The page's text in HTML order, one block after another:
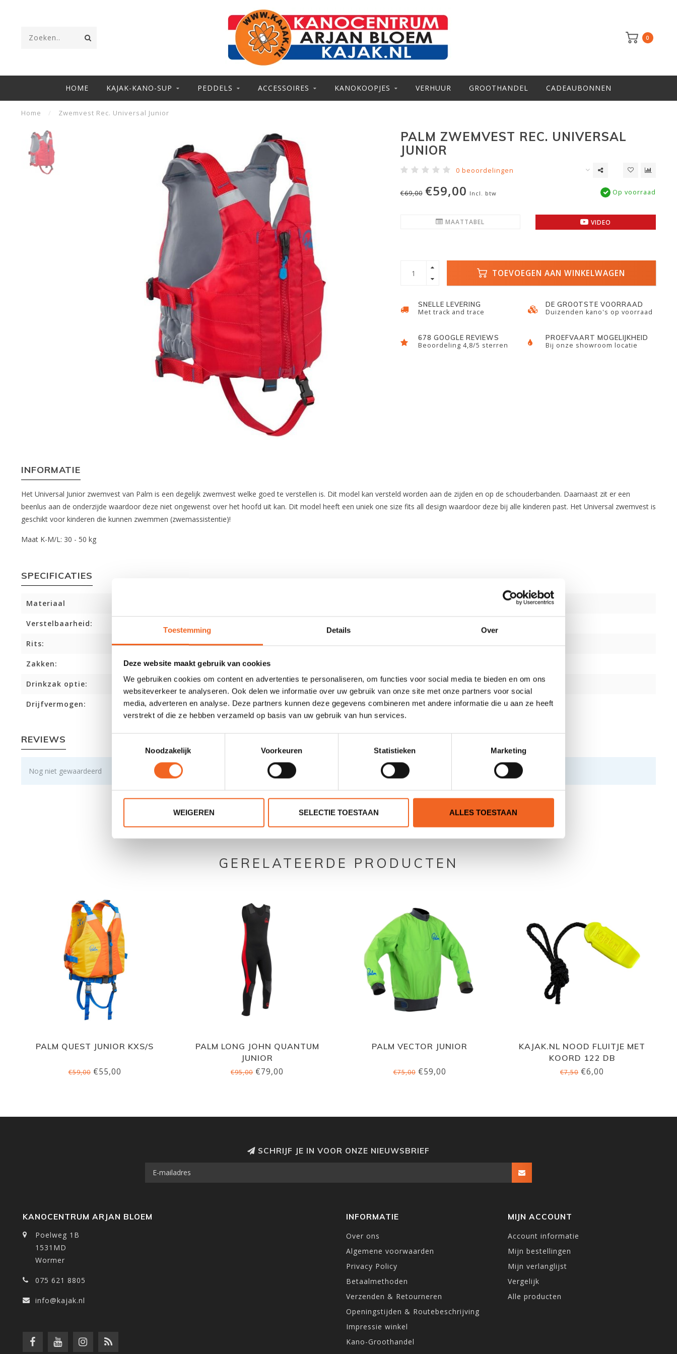
Toestemming Details Over
Deze website maakt gebruik van cookies
We gebruiken cookies om content en advertenties te personaliseren, om functies voor social media te bieden en om ons
websiteverkeer te analyseren. Ook delen we informatie over uw gebruik van onze site met onze partners voor social
media, adverteren en analyse. Deze partners kunnen deze gegevens combineren met andere informatie die u aan ze heeft
verstrekt of die ze hebben verzameld op basis van uw gebruik van hun services.
Noodzakelijk
Voorkeuren Statistieken Marketing
WEIGEREN SELECTIE TOESTAAN ALLES TOESTAAN
0
HOME KAJAK-KANO-SUP PEDDELS ACCESSOIRES KANOKOOPJES VERHUUR GROOTHANDEL CADEAUBONNEN
Home / Zwemvest Rec. Universal Junior
PALM ZWEMVEST REC. UNIVERSAL
JUNIOR
0 beoordelingen
€69,00 €59,00 Incl. btw Op voorraad
MAATTABEL VIDEO
TOEVOEGEN AAN WINKELWAGEN
SNELLE LEVERING
Met track and trace
DE GROOTSTE VOORRAAD
Duizenden kano's op voorraad
678 GOOGLE REVIEWS
Beoordeling 4,8/5 sterren
PROEFVAART MOGELIJKHEID
Bij onze showroom locatie
INFORMATIE
Het Universal Junior zwemvest van Palm is een degelijk zwemvest welke goed te verstellen is. Dit model kan versteld worden aan de zijden en op de schouderbanden. Daarnaast zit er een
beenlus aan de onderzijde waardoor deze niet ongewenst over het hoofd uit kan. Dit model heeft een uniek one size fits all design waardoor deze bij alle kinderen past. Het Universal zwemvest is
geschikt voor kinderen die kunnen zwemmen (zwemassistentie)!
Maat K-M/L: 30 - 50 kg
SPECIFICATIES
Materiaal
Verstelbaarheid:
Rits: Heavy duty rits
Zakken:
Drinkzak optie: Nee
Drijfvermogen: K-M/L (45 N)
REVIEWS
Nog niet gewaardeerd
0 sterren op basis van 0 beoordelingen
GERELATEERDE PRODUCTEN
PALM QUEST JUNIOR KXS/S
€59,00€55,00
PALM LONG JOHN QUANTUM
JUNIOR
€95,00€79,00
PALM VECTOR JUNIOR
€75,00€59,00
KAJAK.NL NOOD FLUITJE MET
KOORD 122 DB
€7,50€6,00
SCHRIJF JE IN VOOR ONZE NIEUWSBRIEF
KANOCENTRUM ARJAN BLOEM
Poelweg 1B
1531MD
Wormer
075 621 8805
info@kajak.nl
INFORMATIE
Over ons
Algemene voorwaarden
Privacy Policy
Betaalmethoden
Verzenden & Retourneren
Openingstijden & Routebeschrijving
Impressie winkel
Kano-Groothandel
MIJN ACCOUNT
Account informatie
Mijn bestellingen
Mijn verlanglijst
Vergelijk
Alle producten